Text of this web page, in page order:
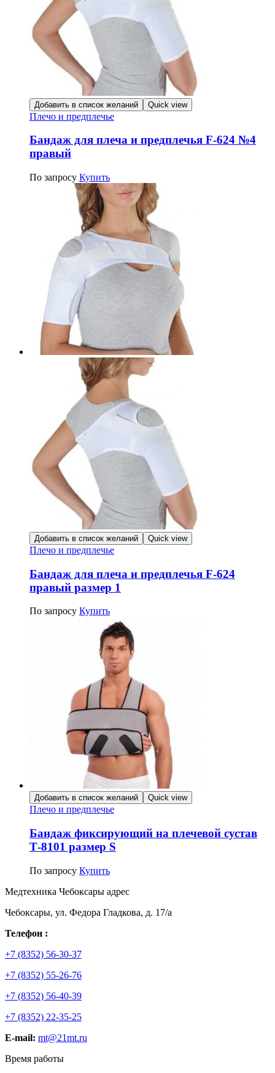
Добавить в список желаний Quick view
Плечо и предплечье
Бандаж для плеча и предплечья F-624 №4
правый
По запросу Купить
Добавить в список желаний Quick view
Плечо и предплечье
Бандаж для плеча и предплечья F-624
правый размер 1
По запросу Купить
Добавить в список желаний Quick view
Плечо и предплечье
Бандаж фиксирующий на плечевой сустав
Т-8101 размер S
По запросу Купить
Медтехника Чебоксары адрес
Чебоксары, ул. Федора Гладкова, д. 17/а
Телефон :
+7 (8352) 56-30-37
+7 (8352) 55-26-76
+7 (8352) 56-40-39
+7 (8352) 22-35-25
E-mail: mt@21mt.ru
Время работы